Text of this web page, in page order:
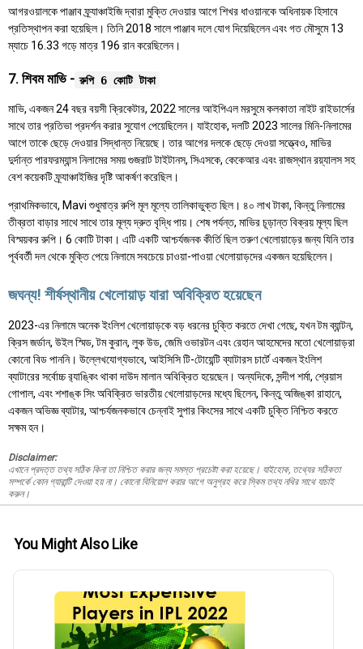
আগরওয়ালকে পাঞ্জাব ফ্র্যাঞ্চাইজি দ্বারা মুক্তি দেওয়ার আগে শিখর ধাওয়ানকে অধিনায়ক হিসাবে
প্রতিস্থাপন করা হয়েছিল। তিনি 2018 সালে পাঞ্জাব দলে যোগ দিয়েছিলেন এবং গত মৌসুমে 13
ম্যাচে 16.33 গড়ে মাত্র 196 রান করেছিলেন।
7. শিবম মাভি - রুপি 6 কোটি টাকা
মাভি, একজন 24 বছর বয়সী ক্রিকেটার, 2022 সালের আইপিএল মরসুমে কলকাতা নাইট রাইডার্সের
সাথে তার প্রতিভা প্রদর্শন করার সুযোগ পেয়েছিলেন। যাইহোক, দলটি 2023 সালের মিনি-নিলামের
আগে তাকে ছেড়ে দেওয়ার সিদ্ধান্ত নিয়েছে। তার আগের দলকে ছেড়ে দেওয়া সত্ত্বেও, মাভির
দুর্দান্ত পারফরম্যান্স নিলামের সময় গুজরাট টাইটানস, সিএসকে, কেকেআর এবং রাজস্থান রয়্যালস সহ
বেশ কয়েকটি ফ্র্যাঞ্চাইজির দৃষ্টি আকর্ষণ করেছিল।
প্রাথমিকভাবে, Mavi শুধুমাত্র রুপি মূল মূল্যে তালিকাভুক্ত ছিল। ৪০ লাখ টাকা, কিন্তু নিলামের
তীব্রতা বাড়ার সাথে সাথে তার মূল্য দ্রুত বৃদ্ধি পায়। শেষ পর্যন্ত, মাভির চূড়ান্ত বিক্রয় মূল্য ছিল
বিস্ময়কর রুপি। 6 কোটি টাকা। এটি একটি আশ্চর্যজনক কীর্তি ছিল তরুণ খেলোয়াড়ের জন্য যিনি তার
পূর্ববর্তী দল থেকে মুক্তি পেয়ে নিলামে সবচেয়ে চাওয়া-পাওয়া খেলোয়াড়দের একজন হয়েছিলেন।
জঘন্য! শীর্ষস্থানীয় খেলোয়াড় যারা অবিক্রিত হয়েছেন
2023-এর নিলামে অনেক ইংলিশ খেলোয়াড়কে বড় ধরনের চুক্তি করতে দেখা গেছে, যখন টম ব্যান্টন,
ক্রিস জর্ডান, উইল স্মিড, টম কুরান, লুক উড, জেমি ওভারটন এবং রেহান আহমেদের মতো খেলোয়াড়রা
কোনো বিড পাননি। উল্লেখযোগ্যভাবে, আইসিসি টি-টোয়েন্টি ব্যাটারস চার্টে একজন ইংলিশ
ব্যাটারের সর্বোচ্চ র‌্যাঙ্কিং থাকা দাউদ মালান অবিক্রিত হয়েছেন। অন্যদিকে, সন্দীপ শর্মা, শ্রেয়াস
গোপাল, এবং শশাঙ্ক সিং অবিক্রিত ভারতীয় খেলোয়াড়দের মধ্যে ছিলেন, কিন্তু অজিঙ্কা রাহানে,
একজন অভিজ্ঞ ব্যাটার, আশ্চর্যজনকভাবে চেন্নাই সুপার কিংসের সাথে একটি চুক্তি নিশ্চিত করতে
সক্ষম হন।
Disclaimer:
এখানে প্রদত্ত তথ্য সঠিক কিনা তা নিশ্চিত করার জন্য সমস্ত প্রচেষ্টা করা হয়েছে। যাইহোক, তথ্যের সঠিকতা
সম্পর্কে কোন গ্যারান্টি দেওয়া হয় না। কোনো বিনিয়োগ করার আগে অনুগ্রহ করে স্কিম তথ্য নথির সাথে যাচাই
করুন।
You Might Also Like